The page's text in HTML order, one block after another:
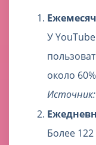
У
около
Источник:
Более